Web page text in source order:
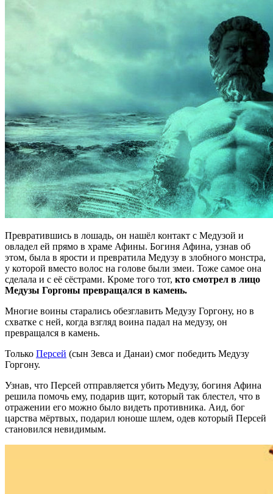
Превратившись в лошадь, он нашёл контакт с Медузой и
овладел ей прямо в храме Афины. Богиня Афина, узнав об
этом, была в ярости и превратила Медузу в злобного монстра,
у которой вместо волос на голове были змеи. Тоже самое она
сделала и с её сёстрами. Кроме того тот, кто смотрел в лицо
Медузы Горгоны превращался в камень.
Многие воины старались обезглавить Медузу Горгону, но в
схватке с ней, когда взгляд воина падал на медузу, он
превращался в камень.
Только Персей (сын Зевса и Данаи) смог победить Медузу
Горгону.
Узнав, что Персей отправляется убить Медузу, богиня Афина
решила помочь ему, подарив щит, который так блестел, что в
отражении его можно было видеть противника. Аид, бог
царства мёртвых, подарил юноше шлем, одев который Персей
становился невидимым.